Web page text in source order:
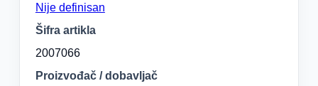
Nije definisan
Šifra artikla
2007066
Proizvođač / dobavljač